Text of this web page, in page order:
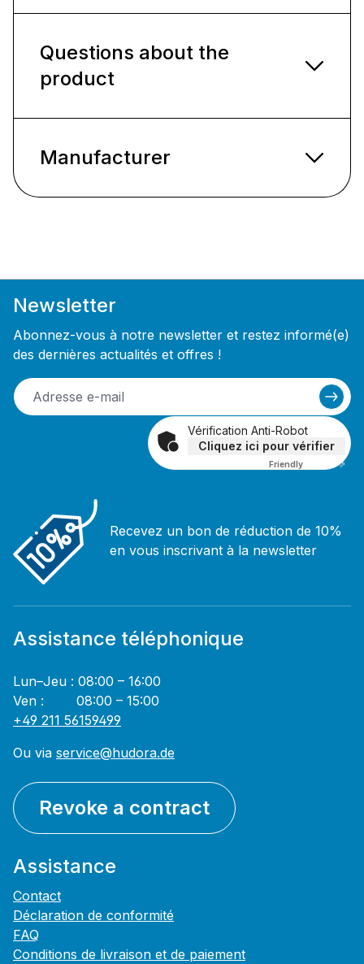
Questions about the
product
Manufacturer
Newsletter
Abonnez-vous à notre newsletter et restez informé(e)
des dernières actualités et offres !
Vérification Anti-Robot
Cliquez ici pour vérifier
Friendly Captcha ⇗
Recevez un bon de réduction de 10%
en vous inscrivant à la newsletter
Assistance téléphonique
Lun–Jeu : 08:00 – 16:00
Ven : 08:00 – 15:00
+49 211 56159499
Ou via service@hudora.de
Revoke a contract
Assistance
Contact
Déclaration de conformité
FAQ
Conditions de livraison et de paiement